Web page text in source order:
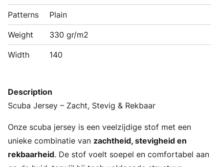
Patterns Plain
Weight 330 gr/m2
Width 140
Description
Scuba Jersey – Zacht, Stevig & Rekbaar
Onze scuba jersey is een veelzijdige stof met een
unieke combinatie van zachtheid, stevigheid en
rekbaarheid. De stof voelt soepel en comfortabel aan